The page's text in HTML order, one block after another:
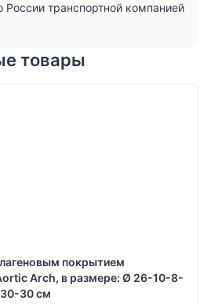
транспортной компанией
товары
покрытием
Arch, в размере: Ø 26-10-8-
30 см